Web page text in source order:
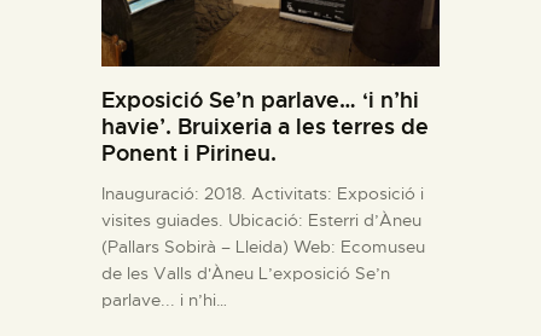
Exposició Se’n parlave… ‘i n’hi
havie’. Bruixeria a les terres de
Ponent i Pirineu.
Inauguració: 2018. Activitats: Exposició i
visites guiades. Ubicació: Esterri d’Àneu
(Pallars Sobirà – Lleida) Web: Ecomuseu
de les Valls d'Àneu L’exposició Se’n
parlave... i n’hi…